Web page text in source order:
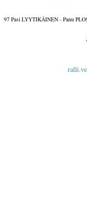
97 Pasi LYYTIKÄINEN - Panu